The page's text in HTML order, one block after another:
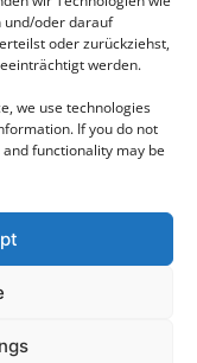
und/oder darauf
oder zurückziehst,
werden.
we use technologies
If you do not
functionality may be